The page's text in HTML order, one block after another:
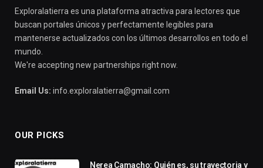
Exploralatierra es una plataforma atractiva para lectores que
buscan portales únicos y perfectamente legibles para
mantenerse actualizados con los últimos desarrollos en todo el
mundo.
We're accepting new partnerships right now.
Email Us: info.exploralatierra@gmail.com
OUR PICKS
Nerea Camacho: Quién es, su trayectoria y